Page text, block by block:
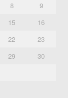
8
9
15
16
22
23
29
30